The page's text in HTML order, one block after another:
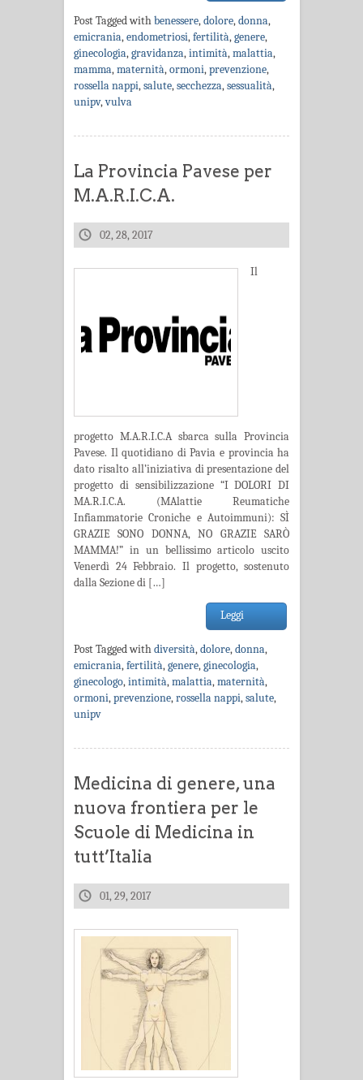
Post Tagged withbenessere,dolore,donna,
emicrania,endometriosi,fertilità,genere,
ginecologia,gravidanza,intimità,malattia,
mamma,maternità,ormoni,prevenzione,
rossella nappi,salute,secchezza,sessualità,
unipv,vulva
La Provincia Pavese per
M.A.R.I.C.A.
02, 28, 2017
Il
progetto M.A.R.I.C.A sbarca sulla Provincia
Pavese. Il quotidiano di Pavia e provincia ha
dato risalto all’iniziativa di presentazione del
progetto di sensibilizzazione “I DOLORI DI
MA.R.I.C.A. (MAlattie Reumatiche
Infiammatorie Croniche e Autoimmuni): SÌ
GRAZIE SONO DONNA, NO GRAZIE SARÒ
MAMMA!” in un bellissimo articolo uscito
Venerdì 24 Febbraio. Il progetto, sostenuto
dalla Sezione di […]
Leggi
Post Tagged withdiversità,dolore,donna,
emicrania,fertilità,genere,ginecologia,
ginecologo,intimità,malattia,maternità,
ormoni,prevenzione,rossella nappi,salute,
unipv
Medicina di genere, una
nuova frontiera per le
Scuole di Medicina in
tutt’Italia
01, 29, 2017